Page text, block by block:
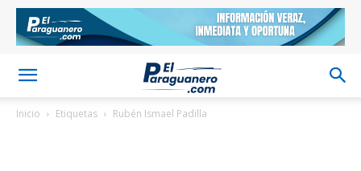
Inicio Etiquetas Rubén Ismael Padilla